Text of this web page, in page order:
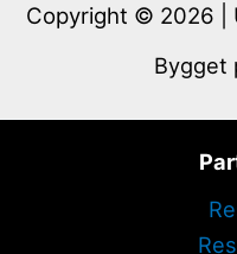
Copyright © 2026 |
Bygget